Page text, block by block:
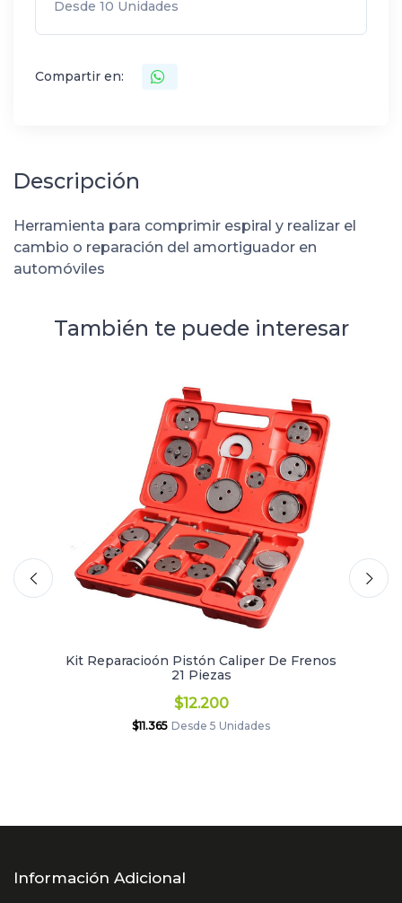
Desde 10 Unidades
Compartir en:
Descripción
Herramienta para comprimir espiral y realizar el
cambio o reparación del amortiguador en
automóviles
También te puede interesar
Kit Reparacioón Pistón Caliper De Frenos
21 Piezas
$12.200
$11.365 Desde 5 Unidades
Información Adicional